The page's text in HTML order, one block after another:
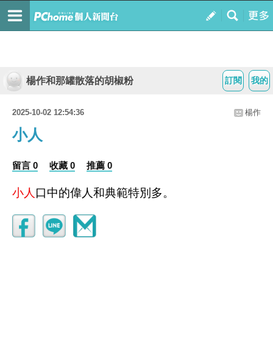
我的
訂閱
楊作和那罐散落的胡椒粉
2025-10-02 12:54:36 楊作
小人
留言 0 收藏 0 推薦 0
小人 口中的偉人和典範特別多。